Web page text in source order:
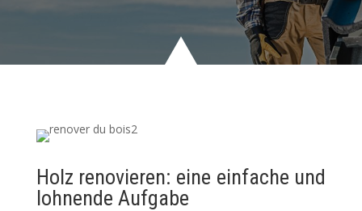
Holz renovieren: eine einfache und
lohnende Aufgabe